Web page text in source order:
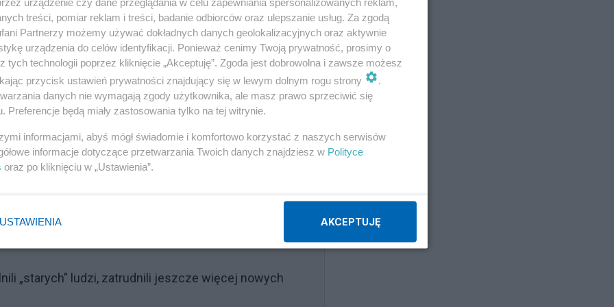
Reklama
wodę mają być skonstruowane tak, by zachęcać do jej
za wodę została kilka lat temu "skradziona"
że jeśli odpowiadają za kwestię dostarczania wody,
na kształtowanie taryf. Nowelizacja ustawy
– przekazał wiceminister.
„starych” ludzi, zatrudnili jeszcze więcej nowych
treści, pomiar reklam i treści, badanie odbiorców oraz ulepszanie usług. Za zgodą
Partnerzy możemy używać dokładnych danych geolokalizacyjnych oraz aktywnie
urządzenia do celów identyfikacji. Ponieważ cenimy Twoją prywatność, prosimy o
tych technologii poprzez kliknięcie „Akceptuję”. Zgoda jest dobrowolna i zawsze możesz
przycisk ustawień prywatności znajdujący się w lewym dolnym rogu strony
.
danych nie wymagają zgody użytkownika, ale masz prawo sprzeciwić się
Preferencje będą miały zastosowania tylko na tej witrynie.
informacjami, abyś mógł świadomie i komfortowo korzystać z naszych serwisów
informacje dotyczące przetwarzania Twoich danych znajdziesz w Polityce
oraz po kliknięciu w „Ustawienia”.
USTAWIENIA AKCEPTUJĘ